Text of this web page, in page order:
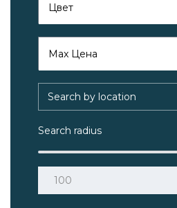
Цвет
Max Цена
Search radius